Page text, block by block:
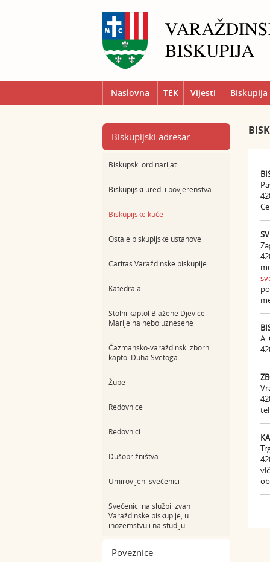
Naslovna TEK Vijesti Biskupija
Biskupijski adresar
Biskupski ordinarijat
Biskupijski uredi i povjerenstva
Biskupijske kuće
Ostale biskupijske ustanove
Caritas Varaždinske biskupije
Katedrala
Stolni kaptol Blažene Djevice
Marije na nebo uznesene
Čazmansko-varaždinski zborni
kaptol Duha Svetoga
Župe
Redovnice
Redovnici
Dušobrižništva
Umirovljeni svećenici
Svećenici na službi izvan
Varaždinske biskupije, u
inozemstvu i na studiju
Poveznice
A.